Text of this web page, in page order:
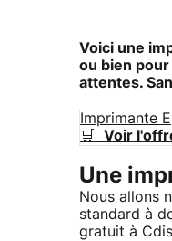
Voici une
ou bien
attentes.
Imprimante
🛒 Voir
Une
Nous allons
standard à
gratuit à